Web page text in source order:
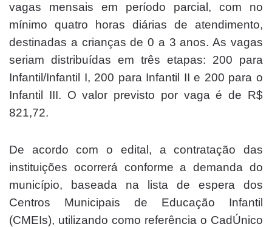
vagas mensais em período parcial, com no
mínimo quatro horas diárias de atendimento,
destinadas a crianças de 0 a 3 anos. As vagas
seriam distribuídas em três etapas: 200 para
Infantil/Infantil I, 200 para Infantil II e 200 para o
Infantil III. O valor previsto por vaga é de R$
821,72.
De acordo com o edital, a contratação das
instituições ocorrerá conforme a demanda do
município, baseada na lista de espera dos
Centros Municipais de Educação Infantil
(CMEIs), utilizando como referência o CadÚnico